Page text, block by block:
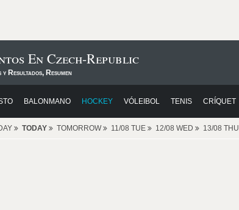
En Czech-Republic
Resultados, Resumen
BALONMANO HOCKEY VÓLEIBOL TENIS CRÍQUET
TODAY TOMORROW 11/08 TUE 12/08 WED 13/08 THU